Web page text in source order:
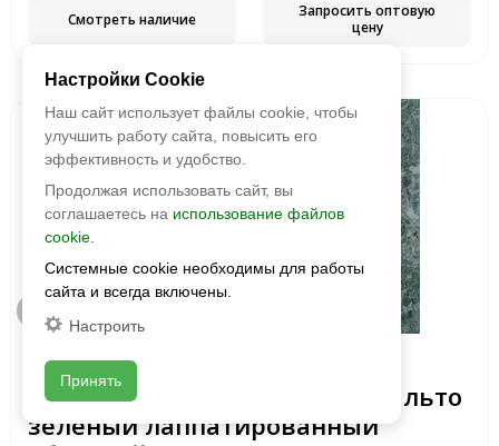
Смотреть наличие
Запросить оптовую
цену
Быстрый просмотр
Kerama Marazzi
Керамогранит SG564722R Риальто
зеленый лаппатированный
Настройки Cookie
Наш сайт использует файлы cookie, чтобы
улучшить работу сайта, повысить его
эффективность и удобство.
Продолжая использовать сайт, вы
соглашаетесь на использование файлов
cookie.
Системные cookie необходимы для работы
сайта и всегда включены.
Настроить
Принять